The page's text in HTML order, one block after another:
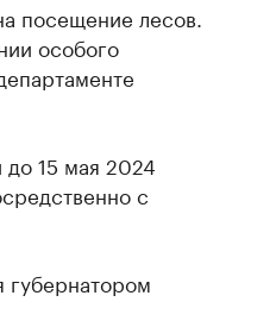
посещение лесов.
особого
15 мая 2024
с
губернатором